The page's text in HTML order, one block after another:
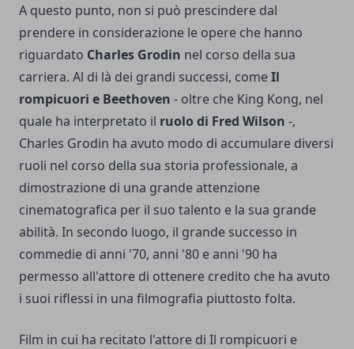
A questo punto, non si può prescindere dal
prendere in considerazione le opere che hanno
riguardato Charles Grodin nel corso della sua
carriera. Al di là dei grandi successi, comeIl
rompicuori e Beethoven - oltre che King Kong, nel
quale ha interpretato il ruolo di Fred Wilson -,
Charles Grodin ha avuto modo di accumulare diversi
ruoli nel corso della sua storia professionale, a
dimostrazione di una grande attenzione
cinematografica per il suo talento e la sua grande
abilità. In secondo luogo, il grande successo in
commedie di anni '70, anni '80 e anni '90 ha
permesso all'attore di ottenere credito che ha avuto
i suoi riflessi in una filmografia piuttosto folta.
Film in cui ha recitato l'attore di Il rompicuori e